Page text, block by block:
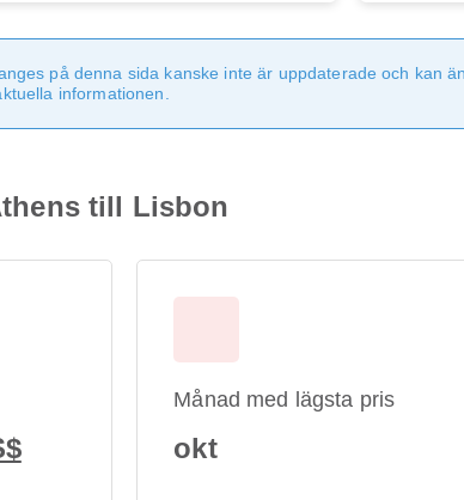
på denna sida kanske inte är uppdaterade och kan
informationen.
till Lisbon
Månad med lägsta pris
okt